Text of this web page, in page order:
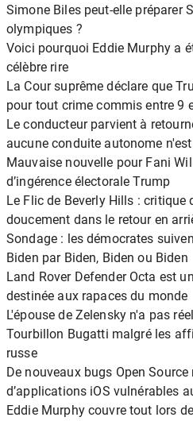
Simone Biles peut-elle préparer
olympiques ?
Voici pourquoi Eddie Murphy a
célèbre rire
La Cour suprême déclare que
pour tout crime commis entre 9
Le conducteur parvient à
aucune conduite autonome
Mauvaise nouvelle pour Fani
d’ingérence électorale Trump
Le Flic de Beverly Hills : critique
doucement dans le retour en
Sondage : les démocrates
Biden par Biden, Biden ou Biden
Land Rover Defender Octa est
destinée aux rapaces du monde
L'épouse de Zelensky n'a pas
Tourbillon Bugatti malgré les
russe
De nouveaux bugs Open
d’applications iOS vulnérables
Eddie Murphy couvre tout lors